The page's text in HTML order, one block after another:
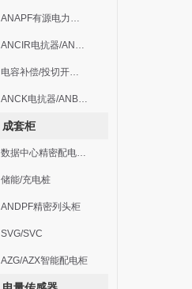
ANAPF有源电力滤波器
ANCIR电抗器/ANHPD300谐波保护器
电容补偿/投切开关/ARC
ANCK电抗器/ANBSMJ自愈式低压并联电容器
成套柜
数据中心精密配电监控装置
储能/充电桩
ANDPF精密列头柜
SVG/SVC
AZG/AZX智能配电柜